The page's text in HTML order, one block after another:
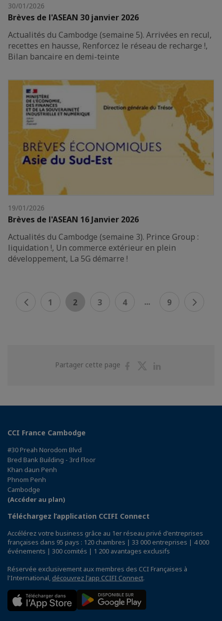
30/01/2026
Brèves de l'ASEAN 30 janvier 2026
Actualités du Cambodge (semaine 5). Arrivées en recul,
recettes en hausse, Renforcez le réseau de recharge !,
Bilan bancaire en demi-teinte
19/01/2026
Brèves de l'ASEAN 16 Janvier 2026
Actualités du Cambodge (semaine 3). Prince Group :
liquidation !, Un commerce extérieur en plein
développement, La 5G démarre !
1 2 3 4 ... 9
Partager cette page
PartagerPartager
CCI France Cambodge
#30 Preah Norodom Blvd
Bred Bank Building - 3rd Floor
Khan daun Penh
Phnom Penh
Cambodge
(Accéder au plan)
Téléchargez l’application CCIFI Connect
Accélérez votre business grâce au 1er réseau privé d'entreprises
françaises dans 95 pays : 120 chambres | 33 000 entreprises | 4 000
événements | 300 comités | 1 200 avantages exclusifs
Réservée exclusivement aux membres des CCI Françaises à
l'International, découvrez l'app CCIFI Connect.